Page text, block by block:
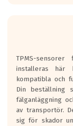
TPMS-
installeras här
kompatibla och
Din beställning
fälganläggning
av transportör.
sig för skador